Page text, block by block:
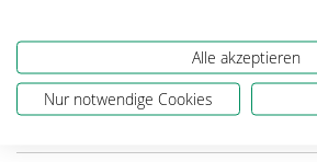
Downloads Alle akzeptieren
Nur notwendige Cookies